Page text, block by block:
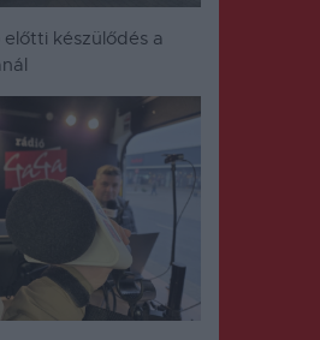
készülődés a